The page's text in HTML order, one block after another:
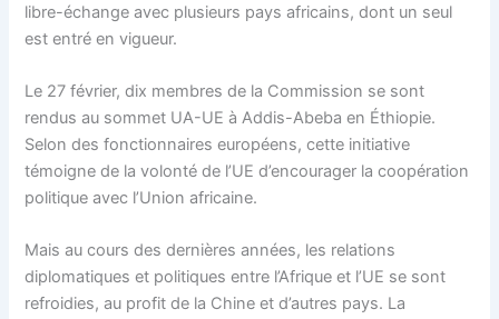
libre-échange avec plusieurs pays africains, dont un seul
est entré en vigueur.
Le 27 février, dix membres de la Commission se sont
rendus au sommet UA-UE à Addis-Abeba en Éthiopie.
Selon des fonctionnaires européens, cette initiative
témoigne de la volonté de l’UE d’encourager la coopération
politique avec l’Union africaine.
Mais au cours des dernières années, les relations
diplomatiques et politiques entre l’Afrique et l’UE se sont
refroidies, au profit de la Chine et d’autres pays. La